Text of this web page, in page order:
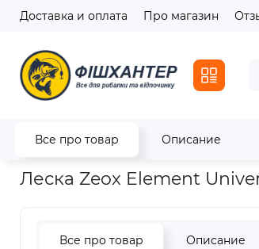
Доставка и оплата Про магазин
Все про товар Описание
Главная Лески / Шнуры Лески Леска
Леска Zeox Element
Все про товар Описание